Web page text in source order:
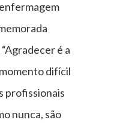
é a
difícil
profissionais
nunca, são